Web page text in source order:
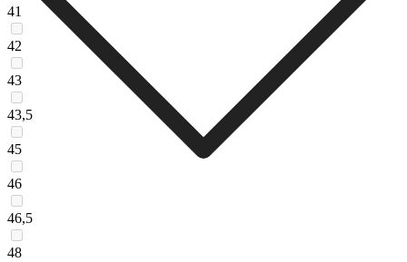
41
42
43
43,5
45
46
46,5
48